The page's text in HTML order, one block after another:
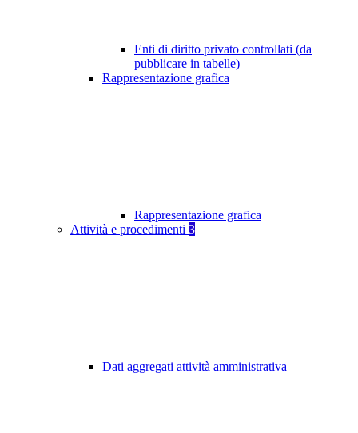
Enti di diritto privato controllati (da
pubblicare in tabelle)
Rappresentazione grafica
Rappresentazione grafica
Attività e procedimenti 3
Dati aggregati attività amministrativa